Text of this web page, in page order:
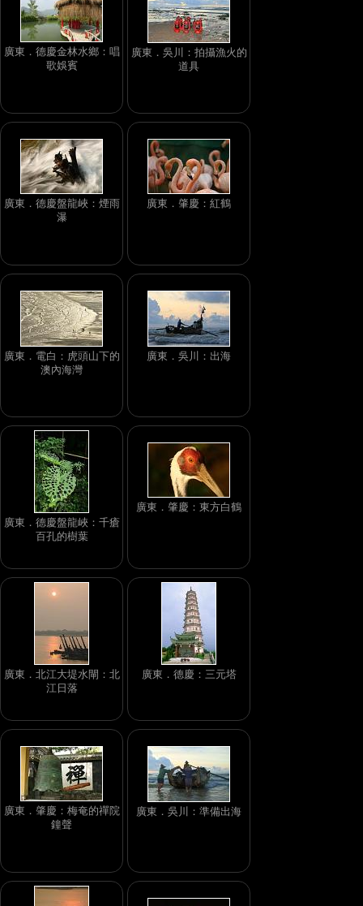
廣東．德慶金林水鄉：唱
歌娛賓
廣東．吳川：拍攝漁火的
道具
廣東．德慶盤龍峽：煙雨
瀑
廣東．肇慶：紅鶴
廣東．電白：虎頭山下的
澳內海灣
廣東．吳川：出海
廣東．德慶盤龍峽：千瘡
百孔的樹葉
廣東．肇慶：東方白鶴
廣東．北江大堤水閘：北
江日落
廣東．德慶：三元塔
廣東．肇慶：梅奄的禪院
鐘聲
廣東．吳川：準備出海